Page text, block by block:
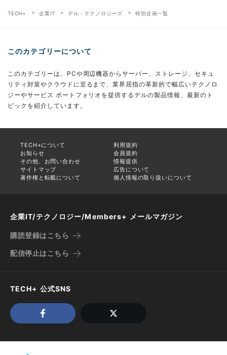
TECH+ 企業IT デル・テクノロジーズ 特別企画一覧
このカテゴリーについて
このカテゴリーは、PCや周辺機器からサーバー、ストレージ、セキュ
リティ対策やクラウドに至るまで、業界屈指の革新的で幅広いテクノロ
ジーやサービス ポートフォリオを提供するデルの製品情報、最新のト
ピックを紹介しています。
TECH+について
利用規約
お知らせ
会員規約
その他、お問い合わせ
情報提供
サイトマップ
広告について
著作権と転載について
個人情報の取り扱いについて
企業IT/テクノロジー/Members+ メールマガジン
購読登録はこちら
配信停止はこちら
TECH+ 公式SNS